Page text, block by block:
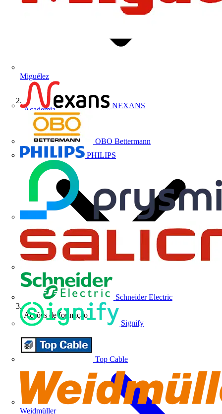
Miguélez
NEXANS
OBO Bettermann
PHILIPS
Schneider Electric
Signify
Top Cable
Weidmüller
Academia
Acções de formação